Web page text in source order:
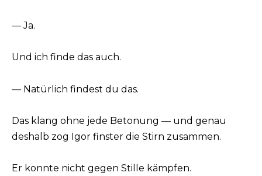
— Ja.
Und ich finde das auch.
— Natürlich findest du das.
Das klang ohne jede Betonung — und genau
deshalb zog Igor finster die Stirn zusammen.
Er konnte nicht gegen Stille kämpfen.